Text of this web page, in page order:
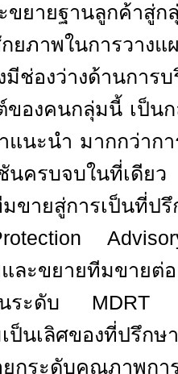
ขยายฐานลูกค้าสู่ก
ยภาพในการวาง
ช่องว่างด้านการบ
ของคนกลุ่มนี้ เป็น
แนะนำ มากกว่าก
นครบจบในที่เดี
ขายสู่การเป็นที่ป
ละขยายทีมขายต่
นระดับ
ป็นเลิศของที่ปรึกษ
ระดับคุณภาพการ